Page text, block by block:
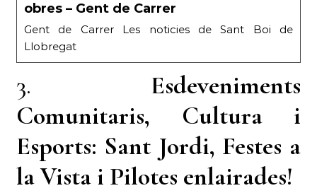
obres – Gent de Carrer
Gent de Carrer Les noticies de Sant Boi de
Llobregat
3. Esdeveniments
Comunitaris, Cultura i
Esports: Sant Jordi, Festes a
la Vista i Pilotes enlairades!